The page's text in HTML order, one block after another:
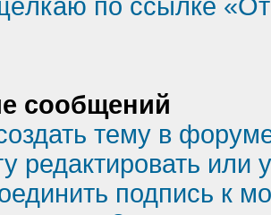
по ссылке
сообщений
тему в
редактировать или
подпись к